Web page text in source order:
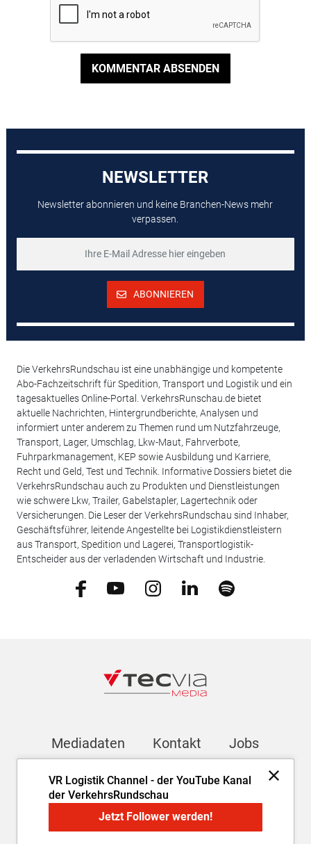
KOMMENTAR ABSENDEN
VR Logistik Channel - der YouTube Kanal
der VerkehrsRundschau
Jetzt Follower werden!
NEWSLETTER
Newsletter abonnieren und keine Branchen-News mehr
verpassen.
ABONNIEREN
Die VerkehrsRundschau ist eine unabhängige und kompetente
Abo-Fachzeitschrift für Spedition, Transport und Logistik und ein
tagesaktuelles Online-Portal. VerkehrsRunschau.de bietet
aktuelle Nachrichten, Hintergrundberichte, Analysen und
informiert unter anderem zu Themen rund um Nutzfahrzeuge,
Transport, Lager, Umschlag, Lkw-Maut, Fahrverbote,
Fuhrparkmanagement, KEP sowie Ausbildung und Karriere,
Recht und Geld, Test und Technik. Informative Dossiers bietet die
VerkehrsRundschau auch zu Produkten und Dienstleistungen
wie schwere Lkw, Trailer, Gabelstapler, Lagertechnik oder
Versicherungen. Die Leser der VerkehrsRundschau sind Inhaber,
Geschäftsführer, leitende Angestellte bei Logistikdienstleistern
aus Transport, Spedition und Lagerei, Transportlogistik-
Entscheider aus der verladenden Wirtschaft und Industrie.
Mediadaten Kontakt Jobs
Newsletter